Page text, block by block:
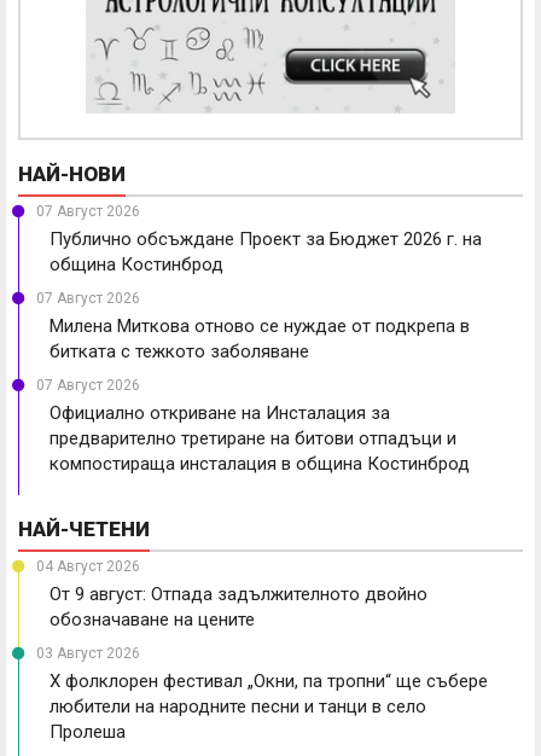
НАЙ-НОВИ
07 Август 2026
Публично обсъждане Проект за Бюджет 2026 г. на
община Костинброд
07 Август 2026
Милена Миткова отново се нуждае от подкрепа в
битката с тежкото заболяване
07 Август 2026
Официално откриване на Инсталация за
предварително третиране на битови отпадъци и
компостираща инсталация в община Костинброд
НАЙ-ЧЕТЕНИ
04 Август 2026
От 9 август: Отпада задължителното двойно
обозначаване на цените
03 Август 2026
X фолклорен фестивал „Окни, па тропни“ ще събере
любители на народните песни и танци в село
Пролеша